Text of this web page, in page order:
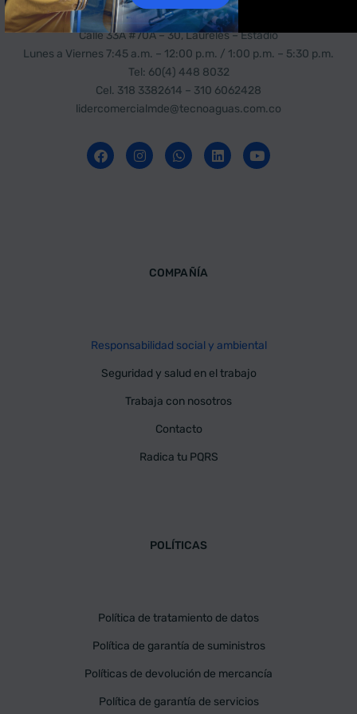
MEDELLIN: COBERTURA CENTRO Y SUR DEL PAÍS
Calle 33A #70A – 30, Laureles – Estadio
Lunes a Viernes 7:45 a.m. – 12:00 p.m. / 1:00 p.m. – 5:30 p.m.
Tel: 60(4) 448 8032
Cel. 318 3382614 – 310 6062428
lidercomercialmde@tecnoaguas.com.co
COMPAÑÍA
Responsabilidad social y ambiental
Seguridad y salud en el trabajo
Trabaja con nosotros
Contacto
Radica tu PQRS
POLÍTICAS
Política de tratamiento de datos
Política de garantía de suministros
Políticas de devolución de mercancía
Política de garantía de servicios